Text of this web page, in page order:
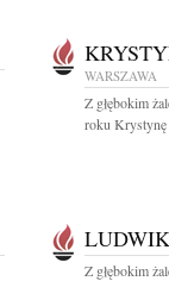
WARSZAWA
Z głębokim
roku Krystynę
Z głębokim